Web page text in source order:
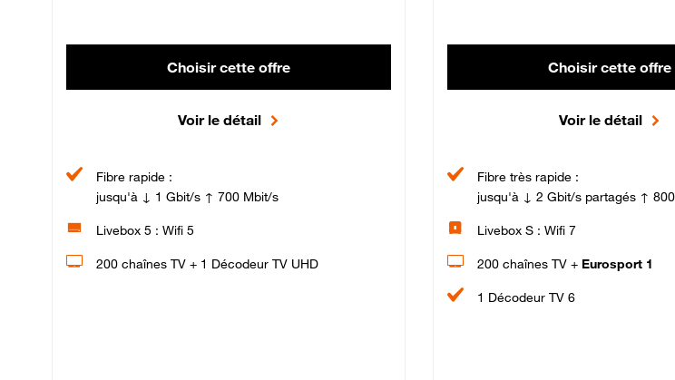
Choisir cette offre
Voir le détail
Fibre rapide :
jusqu'à ↓ 1 Gbit/s ↑ 700 Mbit/s
Livebox 5 : Wifi 5
200 chaînes TV + 1 Décodeur TV UHD
Choisir cette offre
Voir le détail
Fibre très rapide :
jusqu'à ↓ 2 Gbit/s partagés ↑
Livebox S : Wifi 7
200 chaînes TV + Eurosport 1
1 Décodeur TV 6